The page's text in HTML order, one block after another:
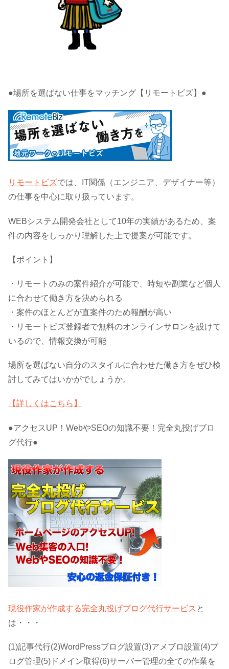
●場所を選ばない仕事をマッチング【リモートビズ】●
リモートビズでは、IT関係（エンジニア、デザイナー等）
の仕事を中心に取り扱っています。
WEBシステム開発会社として10年の実績があるため、案
件の内容をしっかり理解した上で提案が可能です。
【ポイント】
・リモートのみの案件紹介が可能で、時短や副業など個人
に合わせて働き方を決められる
・案件のほとんどが直案件のため報酬が高い
・リモートビズ登録者で無料のオンラインサロンを設けて
いるので、情報交換が可能
場所を選ばない自分のスタイルに合わせた働き方をぜひ検
討してみてはいかがでしょうか。
【詳しくはこちら】
●アクセスUP！WebやSEOの知識不要！完全丸投げブロ
グ代行●
現役作家が作成する完全丸投げブログ代行サービス と
は・・・
(1)記事代行(2)WordPressブログ設置(3)アメブロ設置(4)ブ
ログ管理(5)ドメイン取得(6)サーバー管理の全ての作業を